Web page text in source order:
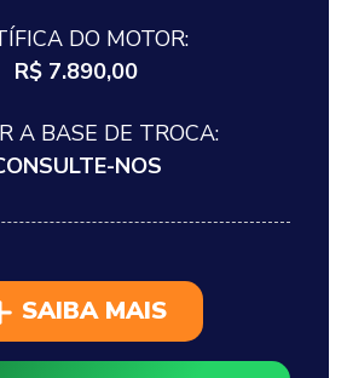
DO MOTOR:
R$ 7.890,00
A BASE DE TROCA:
NOS
SAIBA MAIS